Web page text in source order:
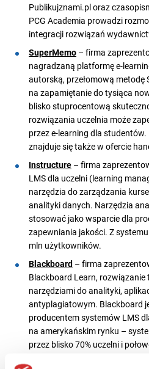
Publikujznami.pl oraz
PCG Academia prowadzi
integracji rozwiązań
SuperMemo – firma
nagradzaną platformę e-
autorską, przełomową metodę
na zapamiętanie do tysiąca
blisko stuprocentową
rozwiązania uczelnia może
przez e-learning dla
znajduje się także w ofercie
Instructure – firma
LMS dla uczelni (learning
narzędzia do zarządzania
analityki danych. Narzędzia
stosować jako wsparcie dla
zapewniania jakości. Z
mln użytkowników.
Blackboard – firma
Blackboard Learn, rozwiązanie
narzędziami do analityki,
antyplagiatowym. Blackboard
producentem systemów LMS
na amerykańskim rynku –
przez blisko 70% uczelni i